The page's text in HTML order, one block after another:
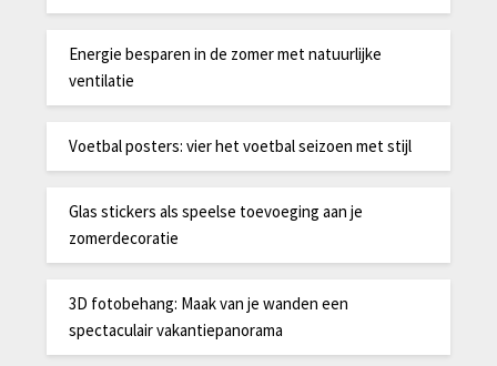
Energie besparen in de zomer met natuurlijke
ventilatie
Voetbal posters: vier het voetbal seizoen met stijl
Glas stickers als speelse toevoeging aan je
zomerdecoratie
3D fotobehang: Maak van je wanden een
spectaculair vakantiepanorama